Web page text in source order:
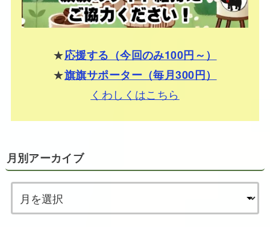
★応援する（今回のみ100円～）
★旗旗サポーター（毎月300円）
くわしくはこちら
月別アーカイブ